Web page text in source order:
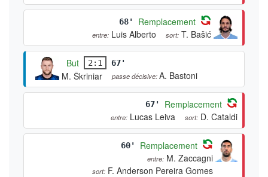
68' Remplacement
entre: Luis Alberto sort: T. Bašić
But 2:1 67'
M. Škriniar passe décisive:A. Bastoni
67' Remplacement
entre: Lucas Leiva sort: D. Cataldi
60' Remplacement
entre: M. Zaccagni
sort: F. Anderson Pereira Gomes